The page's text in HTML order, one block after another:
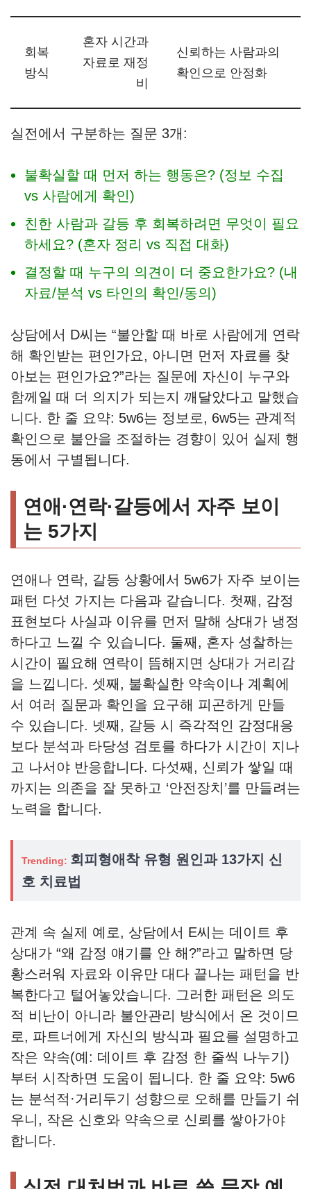
회복
방식
혼자 시간과
자료로 재정
비
신뢰하는 사람과의
확인으로 안정화
실전에서 구분하는 질문 3개:
불확실할 때 먼저 하는 행동은? (정보 수집
vs 사람에게 확인)
친한 사람과 갈등 후 회복하려면 무엇이 필요
하세요? (혼자 정리 vs 직접 대화)
결정할 때 누구의 의견이 더 중요한가요? (내
자료/분석 vs 타인의 확인/동의)
상담에서 D씨는 “불안할 때 바로 사람에게 연락
해 확인받는 편인가요, 아니면 먼저 자료를 찾
아보는 편인가요?”라는 질문에 자신이 누구와
함께일 때 더 의지가 되는지 깨달았다고 말했습
니다. 한 줄 요약: 5w6는 정보로, 6w5는 관계적
확인으로 불안을 조절하는 경향이 있어 실제 행
동에서 구별됩니다.
연애·연락·갈등에서 자주 보이
는 5가지
연애나 연락, 갈등 상황에서 5w6가 자주 보이는
패턴 다섯 가지는 다음과 같습니다. 첫째, 감정
표현보다 사실과 이유를 먼저 말해 상대가 냉정
하다고 느낄 수 있습니다. 둘째, 혼자 성찰하는
시간이 필요해 연락이 뜸해지면 상대가 거리감
을 느낍니다. 셋째, 불확실한 약속이나 계획에
서 여러 질문과 확인을 요구해 피곤하게 만들
수 있습니다. 넷째, 갈등 시 즉각적인 감정대응
보다 분석과 타당성 검토를 하다가 시간이 지나
고 나서야 반응합니다. 다섯째, 신뢰가 쌓일 때
까지는 의존을 잘 못하고 ‘안전장치’를 만들려는
노력을 합니다.
Trending: 회피형애착 유형 원인과 13가지 신
호 치료법
관계 속 실제 예로, 상담에서 E씨는 데이트 후
상대가 “왜 감정 얘기를 안 해?”라고 말하면 당
황스러워 자료와 이유만 대다 끝나는 패턴을 반
복한다고 털어놓았습니다. 그러한 패턴은 의도
적 비난이 아니라 불안관리 방식에서 온 것이므
로, 파트너에게 자신의 방식과 필요를 설명하고
작은 약속(예: 데이트 후 감정 한 줄씩 나누기)
부터 시작하면 도움이 됩니다. 한 줄 요약: 5w6
는 분석적·거리두기 성향으로 오해를 만들기 쉬
우니, 작은 신호와 약속으로 신뢰를 쌓아가야
합니다.